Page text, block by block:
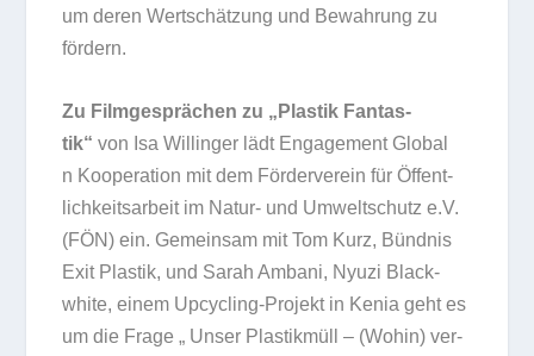
um deren Wert­schät­zung und Bewah­rung zu
fördern.
Zu Film­ge­sprä­chen zu „Plas­tik Fan­tas­
tik“von Isa Wil­lin­ger lädt Enga­ge­ment Glo­bal
n Koope­ra­tion mit dem För­der­ver­ein für Öffent­
lich­keits­ar­beit im Natur- und Umwelt­schutz e.V.
(FÖN) ein. Gemein­sam mit Tom Kurz, Bünd­nis
Exit Plas­tik, und Sarah Ambani, Nyuzi Black­
white, einem Upcy­cling-Pro­jekt in Kenia geht es
um die Frage „ Unser Plas­tik­müll – (Wohin) ver­